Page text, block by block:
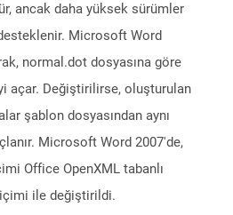
ancak daha yüksek sürümler
Microsoft Word
normal.dot dosyasına göre
açar. Değiştirilirse, oluşturulan
şablon dosyasından aynı
Microsoft Word 2007'de,
Office OpenXML tabanlı
ile değiştirildi.